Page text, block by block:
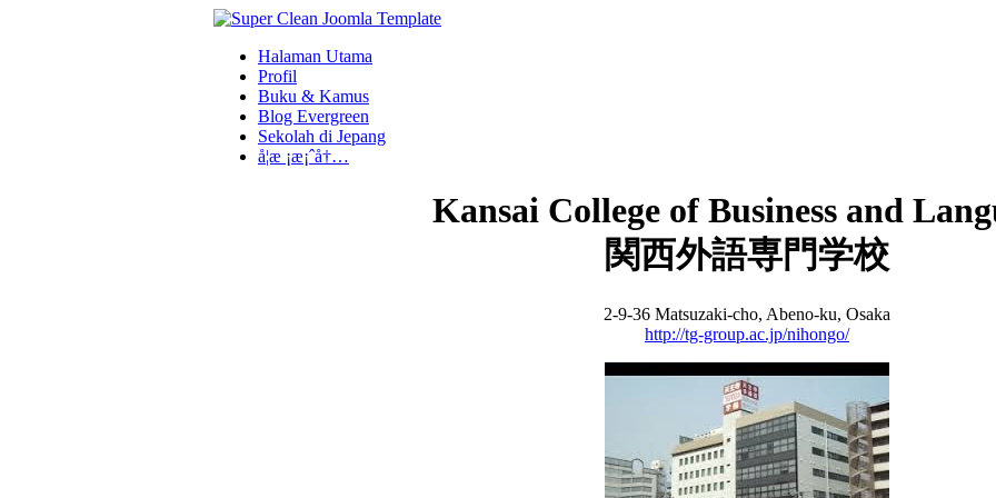
Halaman Utama
Profil
Buku & Kamus
Blog Evergreen
Sekolah di Jepang
å­¦æ ¡æ¡ˆå†…
Kansai College of Business and
関西外語専門学校
2-9-36 Matsuzaki-cho, Abeno-ku, Osaka
http://tg-group.ac.jp/nihongo/